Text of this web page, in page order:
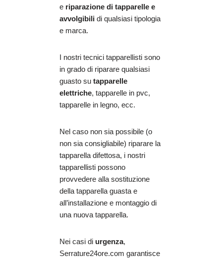
e riparazione di tapparelle e
avvolgibili di qualsiasi tipologia
e marca.
I nostri tecnici tapparellisti sono
in grado di riparare qualsiasi
guasto su tapparelle
elettriche, tapparelle in pvc,
tapparelle in legno, ecc.
Nel caso non sia possibile (o
non sia consigliabile) riparare la
tapparella difettosa, i nostri
tapparellisti possono
provvedere alla sostituzione
della tapparella guasta e
all’installazione e montaggio di
una nuova tapparella.
Nei casi di urgenza,
Serrature24ore.com garantisce